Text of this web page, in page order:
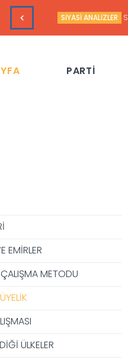
SİYASİ ANALİZLER
PARTİ
EMİRLER
METODU
ÜLKELER